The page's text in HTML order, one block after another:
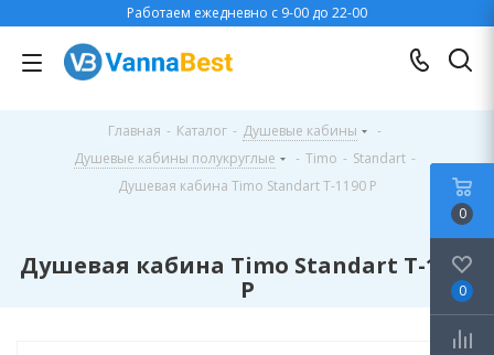
Работаем ежедневно с 9-00 до 22-00
Главная - Каталог - Душевые кабины
-
Душевые кабины полукруглые
- Timo - Standart -
Душевая кабина Timo Standart T-1190 P
Душевая кабина Timo Standart T-1190
P
0
0